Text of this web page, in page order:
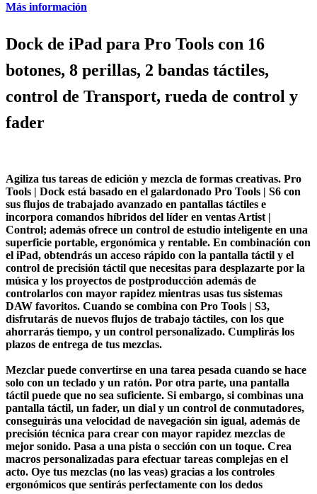
Más información
Dock de iPad para Pro Tools con 16
botones, 8 perillas, 2 bandas táctiles,
control de Transport, rueda de control y
fader
Agiliza tus tareas de edición y mezcla de formas creativas. Pro
Tools | Dock está basado en el galardonado Pro Tools | S6 con
sus flujos de trabajado avanzado en pantallas táctiles e
incorpora comandos híbridos del líder en ventas Artist |
Control; además ofrece un control de estudio inteligente en una
superficie portable, ergonómica y rentable. En combinación con
el iPad, obtendrás un acceso rápido con la pantalla táctil y el
control de precisión táctil que necesitas para desplazarte por la
música y los proyectos de postproducción además de
controlarlos con mayor rapidez mientras usas tus sistemas
DAW favoritos. Cuando se combina con Pro Tools | S3,
disfrutarás de nuevos flujos de trabajo táctiles, con los que
ahorrarás tiempo, y un control personalizado. Cumplirás los
plazos de entrega de tus mezclas.
Mezclar puede convertirse en una tarea pesada cuando se hace
solo con un teclado y un ratón. Por otra parte, una pantalla
táctil puede que no sea suficiente. Si embargo, si combinas una
pantalla táctil, un fader, un dial y un control de conmutadores,
conseguirás una velocidad de navegación sin igual, además de
precisión técnica para crear con mayor rapidez mezclas de
mejor sonido. Pasa a una pista o sección con un toque. Crea
macros personalizadas para efectuar tareas complejas en el
acto. Oye tus mezclas (no las veas) gracias a los controles
ergonómicos que sentirás perfectamente con los dedos